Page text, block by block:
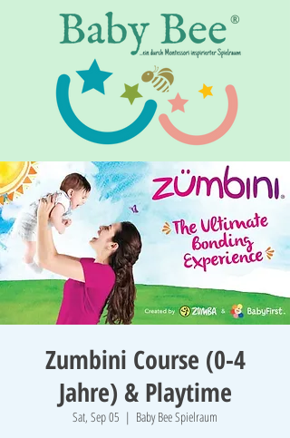
®
Zumbini Course (0-4
Jahre) & Playtime
Sat, Sep 05
  |
Baby Bee Spielraum